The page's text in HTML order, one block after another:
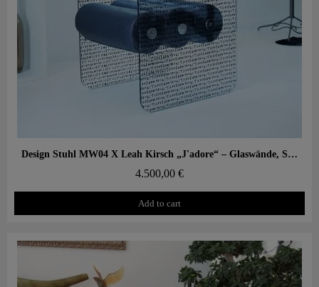
Aperçu rapide Design Stuhl MW04 X Leah Kirsch „J'adore“ – Glaswände, Schaumstoffsitz
4.500,00 €
Add to cart